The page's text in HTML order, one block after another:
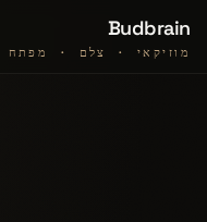
Budbrain
מוזיקאי · צלם · מפתח